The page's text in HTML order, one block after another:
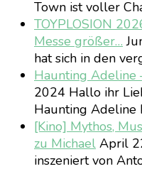
Town ist voller
TOYPLOSION
Messe größer…
hat sich in den
Haunting Adeline
2024 Hallo ihr
Haunting Adeline
[Kino] Mythos,
zu Michael April
inszeniert von